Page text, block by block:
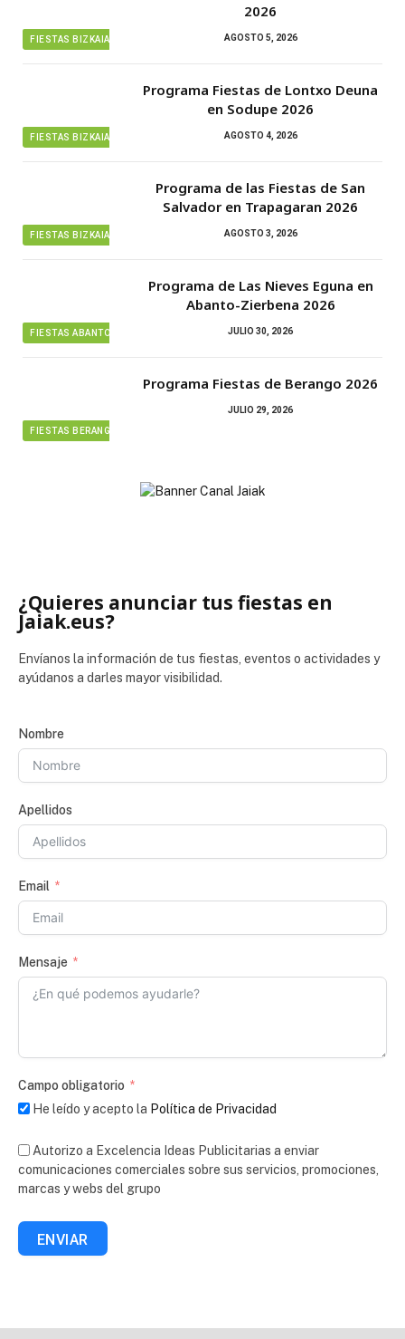
FIESTAS BIZKAIA
2026
AGOSTO 5, 2026
FIESTAS BIZKAIA
Programa Fiestas de Lontxo Deuna
en Sodupe 2026
AGOSTO 4, 2026
FIESTAS BIZKAIA
Programa de las Fiestas de San
Salvador en Trapagaran 2026
AGOSTO 3, 2026
FIESTAS ABANTO ZIERBENA
Programa de Las Nieves Eguna en
Abanto-Zierbena 2026
JULIO 30, 2026
FIESTAS BERANGO
Programa Fiestas de Berango 2026
JULIO 29, 2026
¿Quieres anunciar tus fiestas en
Jaiak.eus?
Envíanos la información de tus fiestas, eventos o actividades y
ayúdanos a darles mayor visibilidad.
Nombre
Apellidos
Email
Mensaje
Campo obligatorio
He leído y acepto la Política de Privacidad
Autorizo a Excelencia Ideas Publicitarias a enviar
comunicaciones comerciales sobre sus servicios, promociones,
marcas y webs del grupo
ENVIAR